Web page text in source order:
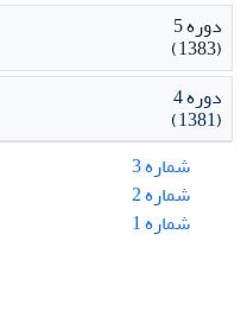
دوره 5
(1383)
دوره 4
(1381)
شماره 3
شماره 2
شماره 1